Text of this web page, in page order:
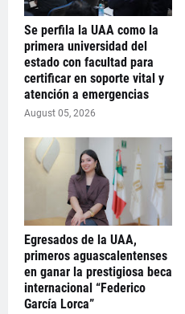
Se perfila la UAA como la
primera universidad del
estado con facultad para
certificar en soporte vital y
atención a emergencias
August 05, 2026
Egresados de la UAA,
primeros aguascalentenses
en ganar la prestigiosa beca
internacional “Federico
García Lorca”